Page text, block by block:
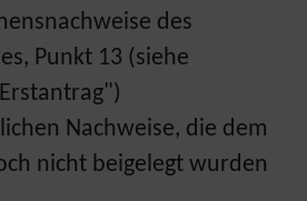
des
Punkt 13 (siehe
Nachweise, die dem
nicht beigelegt wurden